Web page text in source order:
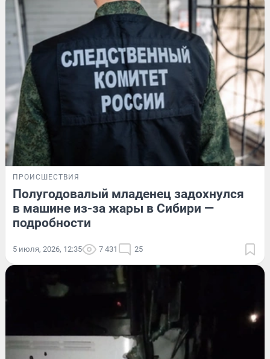
ПРОИСШЕСТВИЯ
Полугодовалый младенец задохнулся
в машине из-за жары в Сибири —
подробности
5 июля, 2026, 12:35 7 431 25